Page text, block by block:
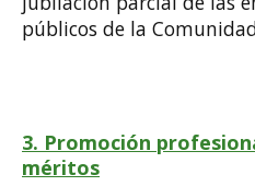
públicos de la
3. Promoción
méritos